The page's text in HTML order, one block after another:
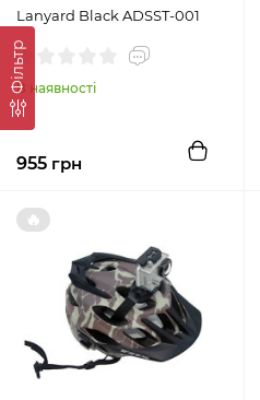
Фільтр
Lanyard Black ADSST-001
В наявності
955 грн
🔥